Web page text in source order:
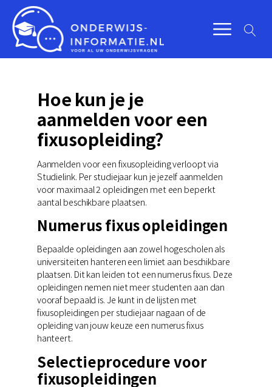
Hoe kun je je
aanmelden voor een
fixusopleiding?
Aanmelden voor een fixusopleiding verloopt via
Studielink. Per studiejaar kun je jezelf aanmelden
voor maximaal 2 opleidingen met een beperkt
aantal beschikbare plaatsen.
Numerus fixus opleidingen
Bepaalde opleidingen aan zowel hogescholen als
universiteiten hanteren een limiet aan beschikbare
plaatsen. Dit kan leiden tot een numerus fixus. Deze
opleidingen nemen niet meer studenten aan dan
vooraf bepaald is. Je kunt in de lijsten met
fixusopleidingen per studiejaar nagaan of de
opleiding van jouw keuze een numerus fixus
hanteert.
Selectieprocedure voor
fixusopleidingen